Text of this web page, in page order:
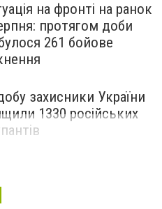
на фронті на ранок
протягом доби
261 бойове
захисники України
1330 російських